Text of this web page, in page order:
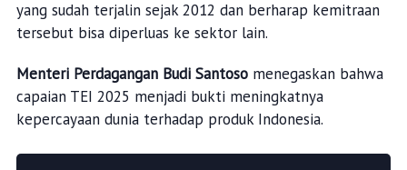
yang sudah terjalin sejak 2012 dan berharap kemitraan
tersebut bisa diperluas ke sektor lain.
Menteri Perdagangan Budi Santosomenegaskan bahwa
capaian TEI 2025 menjadi bukti meningkatnya
kepercayaan dunia terhadap produk Indonesia.